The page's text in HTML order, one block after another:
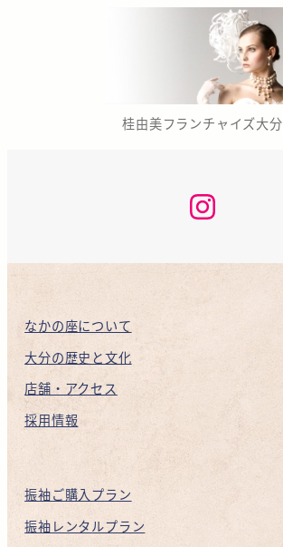
桂由美フランチャイズ大分
な
か
く
なかの座について
大分の歴史と文化
店舗・アクセス
採用情報
振袖ご購入プラン
振袖レンタルプラン